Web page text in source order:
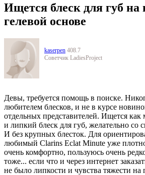
Ищется блеск для губ на
гелевой основе
kaserpen 408.7
Советчик LadiesProject
Девы, требуется помощь в поиске.
любителем блесков, и не в курсе
отдельных представителей. Ищется
и липкий блеск для губ, желательно со
И без крупных блесток. Для
любимый Clarins Eclat Minute уже
очень комфортно, пользуюсь очень
тоже... если что и через интернет
не было липкости и чувства тяжести на